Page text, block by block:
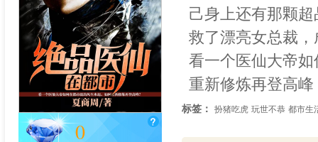
0
己身上还有那颗
救了漂亮女总裁
看一个医仙大帝
重新修炼再登高峰
标签： 扮猪吃虎 玩世不恭 都市生